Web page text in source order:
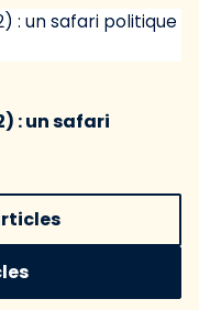
: un safari